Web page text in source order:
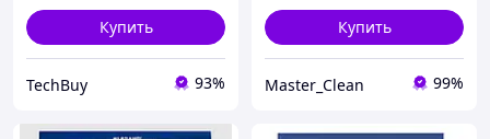
Купить
TechBuy 93%
Купить
Master_Clean 99%